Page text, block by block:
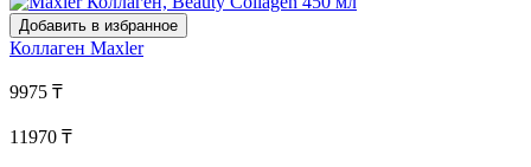
Добавить в избранное
Коллаген Maxler
9975 ₸
11970 ₸